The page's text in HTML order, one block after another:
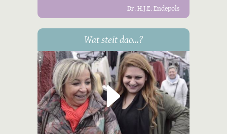
Dr. H.J.E. Endepols
Wat steit dao...?